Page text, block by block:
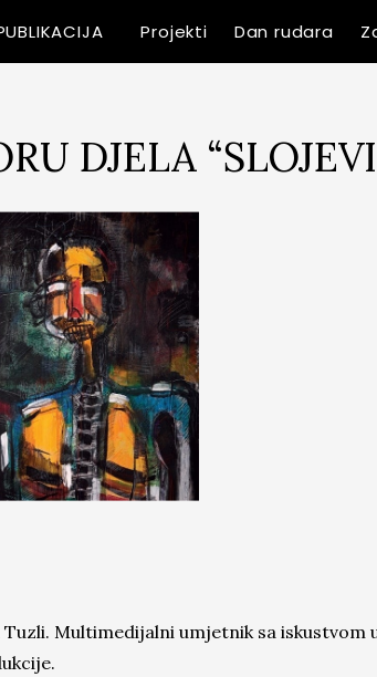
Projekti Dan rudara
DJELA
Multimedijalni umjetnik sa iskustvom